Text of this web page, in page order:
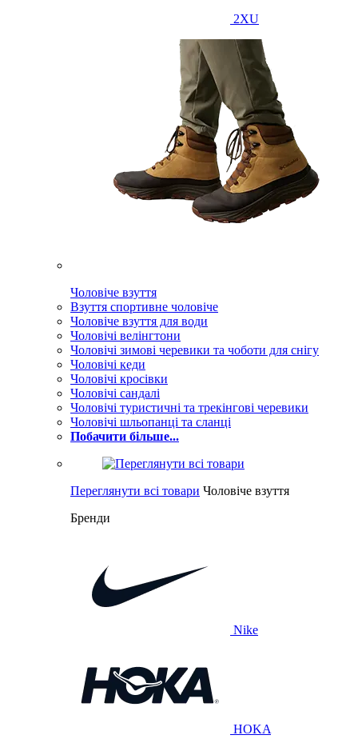
2XU
Чоловіче взуття
Взуття спортивне чоловіче
Чоловіче взуття для води
Чоловічі велінгтони
Чоловічі зимові черевики та чоботи для снігу
Чоловічі кеди
Чоловічі кросівки
Чоловічі сандалі
Чоловічі туристичні та трекінгові черевики
Чоловічі шльопанці та сланці
Побачити більше...
Переглянути всі товари Чоловіче взуття
Бренди
Nike
HOKA